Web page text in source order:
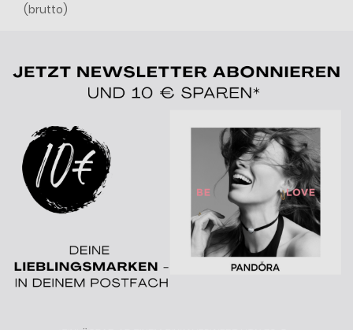
(brutto)